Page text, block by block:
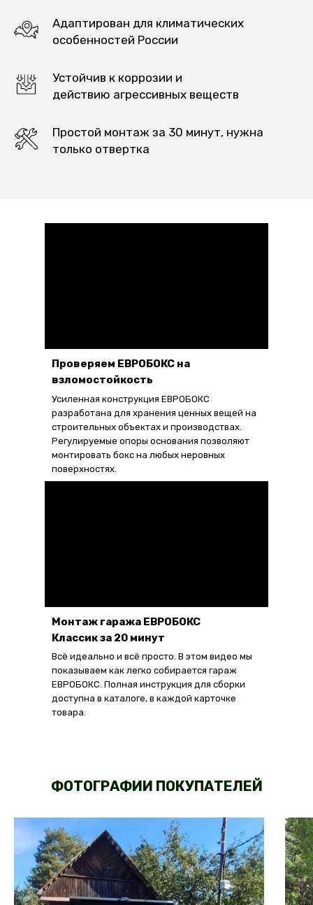
Адаптирован для климатических
особенностей России
Устойчив к коррозии и
действию агрессивных веществ
Простой монтаж за 30 минут, нужна
только отвертка
Проверяем ЕВРОБОКС на
взломостойкость
Усиленная конструкция ЕВРОБОКС
разработана для хранения ценных вещей на
строительных объектах и производствах.
Регулируемые опоры основания позволяют
монтировать бокс на любых неровных
поверхностях.
Монтаж гаража ЕВРОБОКС
Классик за 20 минут
Всё идеально и всё просто. В этом видео мы
показываем как легко собирается гараж
ЕВРОБОКС. Полная инструкция для сборки
доступна в каталоге, в каждой карточке
товара.
ФОТОГРАФИИ ПОКУПАТЕЛЕЙ